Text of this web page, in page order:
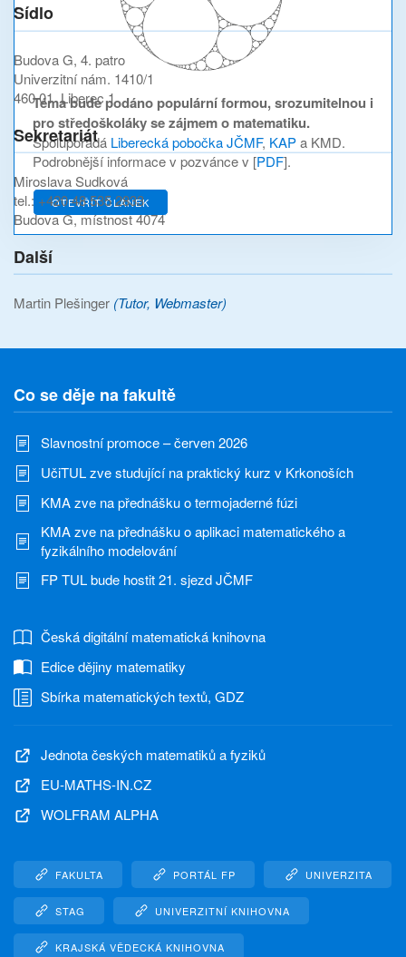
Téma bude podáno populární formou, srozumitelnou i
pro středoškoláky se zájmem o matematiku.
Spolupořádá Liberecká pobočka JČMF, KAPa KMD.
Podrobnější informace v pozvánce v [PDF].
OTEVŘÍT ČLÁNEK
Sídlo
Budova G, 4. patro
Univerzitní nám. 1410/1
460 01 Liberec 1
Sekretariát
Miroslava Sudková
tel.: +420 48 535 2833
Budova G, místnost 4074
Další
Martin Plešinger (Tutor, Webmaster)
Co se děje na fakultě
Slavnostní promoce – červen 2026
UčiTUL zve studující na praktický kurz v Krkonoších
KMA zve na přednášku o termojaderné fúzi
KMA zve na přednášku o aplikaci matematického a
fyzikálního modelování
FP TUL bude hostit 21. sjezd JČMF
Česká digitální matematická knihovna
Edice dějiny matematiky
Sbírka matematických textů, GDZ
Jednota českých matematiků a fyziků
EU-MATHS-IN.CZ
WOLFRAM ALPHA
FAKULTA PORTÁL FP UNIVERZITA
STAG UNIVERZITNÍ KNIHOVNA
KRAJSKÁ VĚDECKÁ KNIHOVNA